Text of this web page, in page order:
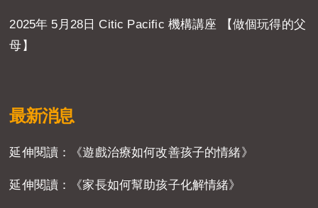
2025年 5月28日 Citic Pacific 機構講座 【做個玩得的父
母】
最新消息
延伸閱讀：《遊戲治療如何改善孩子的情緒》
延伸閱讀：《家長如何幫助孩子化解情緒》